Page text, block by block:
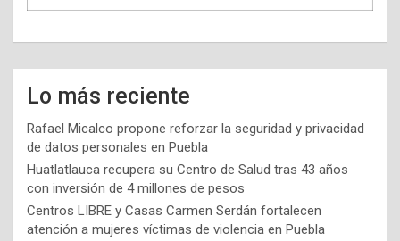
Lo más reciente
Rafael Micalco propone reforzar la seguridad y privacidad
de datos personales en Puebla
Huatlatlauca recupera su Centro de Salud tras 43 años
con inversión de 4 millones de pesos
Centros LIBRE y Casas Carmen Serdán fortalecen
atención a mujeres víctimas de violencia en Puebla